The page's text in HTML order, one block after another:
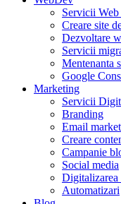
Servicii
Creare site
Dezvoltare
Servicii
Mentenanta
Google
Marketing
Servicii
Branding
Email
Creare
Campanie
Social media
Digitalizarea
Automatizari